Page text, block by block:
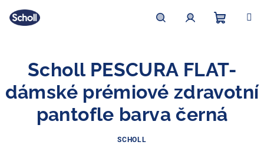
obsah
košík
Scholl PESCURA FLAT-
dámské prémiové zdravotní
pantofle barva černá
SCHOLL